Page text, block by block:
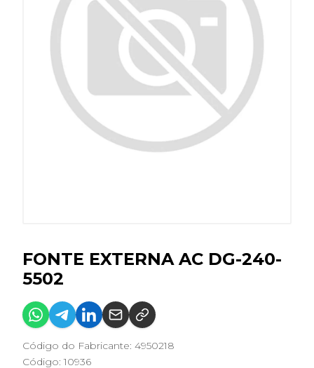
FONTE EXTERNA AC DG-240-
5502
Código do Fabricante: 4950218
Código: 10936